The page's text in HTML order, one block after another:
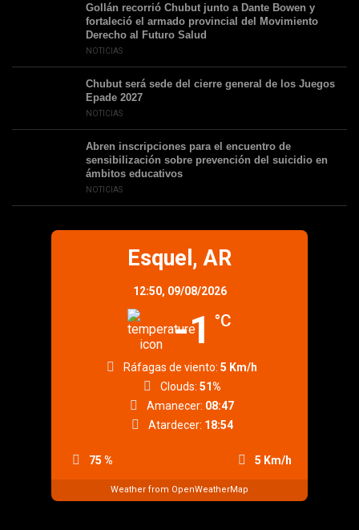
Gollán recorrió Chubut junto a Dante Bowen y
fortaleció el armado provincial del Movimiento
Derecho al Futuro Salud
NOTICIAS
Chubut será sede del cierre general de los Juegos
Epade 2027
NOTICIAS
Abren inscripciones para el encuentro de
sensibilización sobre prevención del suicidio en
ámbitos educativos
NOTICIAS
Esquel, AR
12:50, 09/08/2026
-1 °C
75 % 5 Km/h
Ráfagas de viento: 5 Km/h
Clouds: 51%
Amanecer: 08:47
Atardecer: 18:54
Weather from OpenWeatherMap